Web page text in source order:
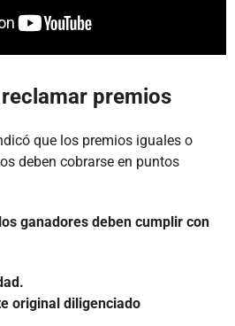
premios
que los premios iguales o
deben cobrarse en puntos
los ganadores deben cumplir con
original diligenciado